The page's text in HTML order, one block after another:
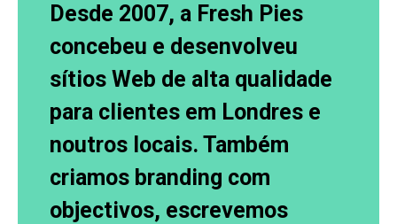
Desde 2007, a Fresh Pies
concebeu e desenvolveu
sítios Web de alta qualidade
para clientes em Londres e
noutros locais. Também
criamos branding com
objectivos, escrevemos